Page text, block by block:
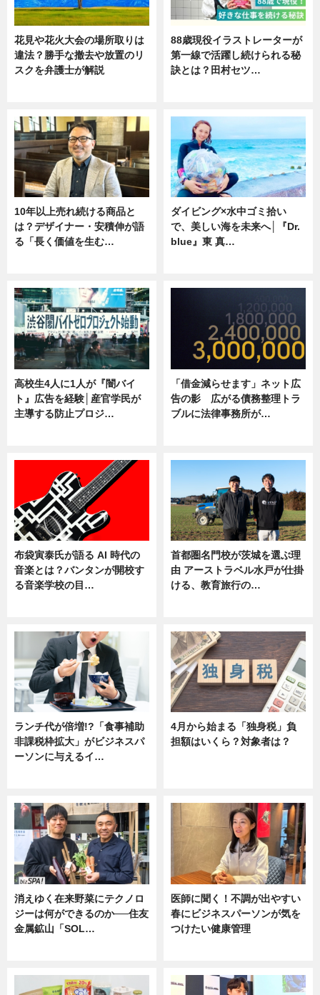
花見や花火大会の場所取りは
違法？勝手な撤去や放置のリ
スクを弁護士が解説
88歳現役イラストレーターが
第一線で活躍し続けられる秘
訣とは？田村セツ…
10年以上売れ続ける商品と
は？デザイナー・安積伸が語
る「長く価値を生む…
ダイビング×水中ゴミ拾い
で、美しい海を未来へ│『Dr.
blue』東 真…
高校生4人に1人が『闇バイ
ト』広告を経験│産官学民が
主導する防止プロジ…
「借金減らせます」ネット広
告の影 広がる債務整理トラ
ブルに法律事務所が…
布袋寅泰氏が語る AI 時代の
音楽とは？バンタンが開校す
る音楽学校の目…
首都圏名門校が茨城を選ぶ理
由 アーストラベル水戸が仕掛
ける、教育旅行の…
ランチ代が倍増!?「食事補助
非課税枠拡大」がビジネスパ
ーソンに与えるイ…
4月から始まる「独身税」負
担額はいくら？対象者は？
消えゆく在来野菜にテクノロ
ジーは何ができるのか──住友
金属鉱山「SOL…
医師に聞く！不調が出やすい
春にビジネスパーソンが気を
つけたい健康管理